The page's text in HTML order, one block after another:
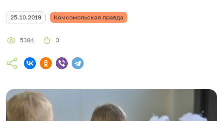
25.10.2019 Комсомольская правда
5384 3